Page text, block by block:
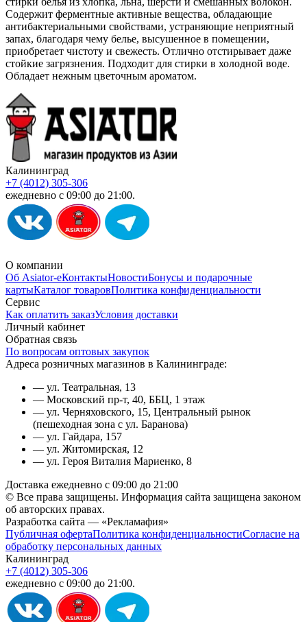
Содержит ферментные активные вещества, обладающие
антибактериальными свойствами, устраняющие неприятный
запах, благодаря чему белье, высушенное в помещении,
приобретает чистоту и свежесть. Отлично отстирывает даже
стойкие загрязнения. Подходит для стирки в холодной воде.
Обладает нежным цветочным ароматом.
Калининград
+7 (4012) 305-306
ежедневно с 09:00 до 21:00.
О компании
Об Asiator-еКонтактыНовостиБонусы и подарочные
картыКаталог товаровПолитика конфиденциальности
Сервис
Как оплатить заказУсловия доставки
Личный кабинет
Обратная связь
По вопросам оптовых закупок
Адреса розничных магазинов в Калининграде:
— ул. Театральная, 13
— Московский пр-т, 40, ББЦ, 1 этаж
— ул. Черняховского, 15, Центральный рынок
(пешеходная зона с ул. Баранова)
— ул. Гайдара, 157
— ул. Житомирская, 12
— ул. Героя Виталия Мариенко, 8
Доставка ежедневно с 09:00 до 21:00
© Все права защищены. Информация сайта защищена законом
об авторских правах.
Разработка сайта — «Рекламафия»
Публичная офертаПолитика конфиденциальностиСогласие на
обработку персональных данных
Калининград
+7 (4012) 305-306
ежедневно с 09:00 до 21:00.